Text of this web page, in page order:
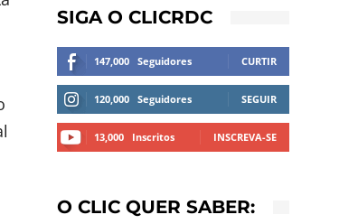
SIGA O CLICRDC
147,000 Seguidores CURTIR
120,000 Seguidores SEGUIR
13,000 Inscritos INSCREVA-SE
O CLIC QUER SABER: